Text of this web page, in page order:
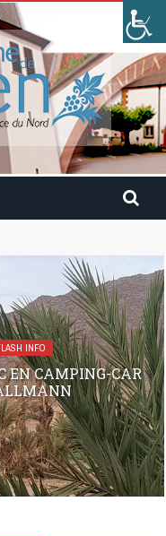
en camping-car avec
INFO
EN CAMPING-CAR